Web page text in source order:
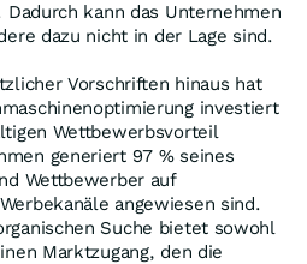
kann das Unternehmen
dazu nicht in der Lage sind.
Vorschriften hinaus hat
investiert
Wettbewerbsvorteil
generiert 97 % seines
Wettbewerber auf
angewiesen sind.
Suche bietet sowohl
Marktzugang, den die